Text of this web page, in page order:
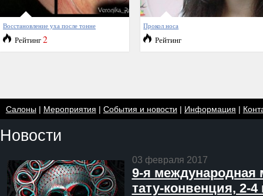
Восстановление уха после тонне
Рейтинг2
Прокол носа
Рейтинг
Салоны| Мероприятия | События и новости | Информация |
Новости
03 февраля 2017
9-я международная
тату-конвенция, 2-